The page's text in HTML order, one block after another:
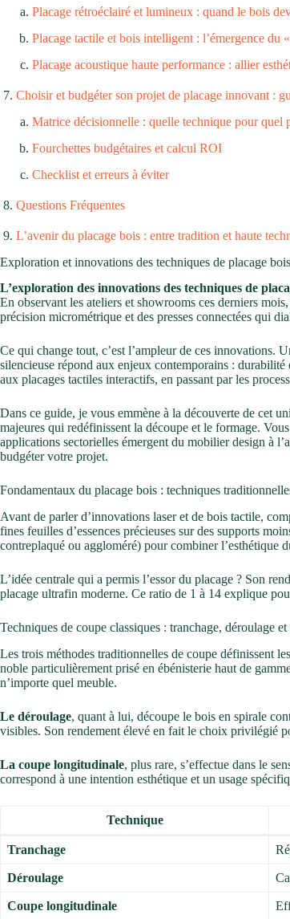
Placage rétroéclairé et lumineux : quand le bois
Placage tactile et bois intelligent : l’émergence du
Placage acoustique haute performance : allier
Choisir et budgéter son projet de placage innovant :
Matrice décisionnelle : quelle technique pour quel
Fourchettes budgétaires et calcul ROI
Checklist et erreurs à éviter
Questions Fréquentes
L’avenir du placage bois : entre tradition et haute
Exploration et innovations des techniques de placage
L’exploration des innovations des techniques de
En observant les ateliers et showrooms ces derniers
précision micrométrique et des presses connectées qui
Ce qui change tout, c’est l’ampleur de ces innovations.
silencieuse répond aux enjeux contemporains :
aux placages tactiles interactifs, en passant par les
Dans ce guide, je vous emmène à la découverte de cet
majeures qui redéfinissent la découpe et le formage.
applications sectorielles émergent du mobilier design à
budgéter votre projet.
Fondamentaux du placage bois : techniques
Avant de parler d’innovations laser et de bois tactile,
fines feuilles d’essences précieuses sur des supports
contreplaqué ou aggloméré) pour combiner l’esthétique
L’idée centrale qui a permis l’essor du placage ? Son
placage ultrafin moderne. Ce ratio de 1 à 14 explique
Techniques de coupe classiques : tranchage, déroulage
Les trois méthodes traditionnelles de coupe définissent
noble particulièrement prisé en ébénisterie haut de
n’importe quel meuble.
Le déroulage, quant à lui, découpe le bois en spirale
visibles. Son rendement élevé en fait le choix privilégié
La coupe longitudinale, plus rare, s’effectue dans le
correspond à une intention esthétique et un usage
Technique
Tranchage
Déroulage
Coupe longitudinale